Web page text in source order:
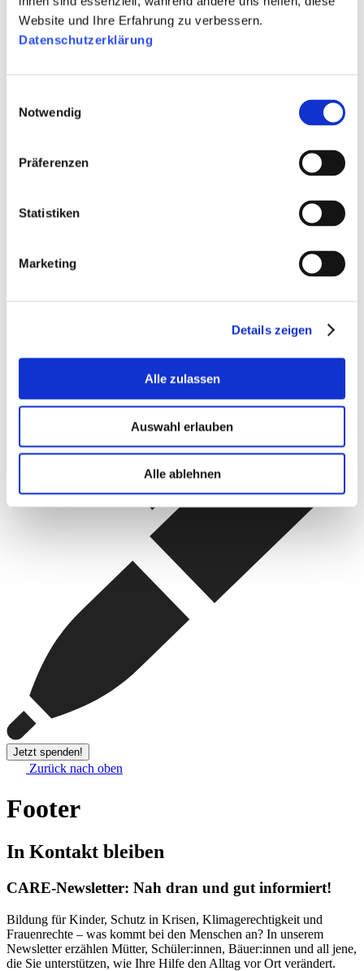
Website und Ihre Erfahrung zu verbessern.
Datenschutzerklärung
Notwendig
Präferenzen
Statistiken
Marketing
Details zeigen
Alle zulassen
Auswahl erlauben
Alle ablehnen
Jetzt spenden!
Zurück nach oben
Footer
In Kontakt bleiben
CARE-Newsletter: Nah dran und gut informiert!
Bildung für Kinder, Schutz in Krisen, Klimagerechtigkeit und
Frauenrechte – was kommt bei den Menschen an? In unserem
Newsletter erzählen Mütter, Schüler:innen, Bäuer:innen und all jene,
die Sie unterstützen, wie Ihre Hilfe den Alltag vor Ort verändert.